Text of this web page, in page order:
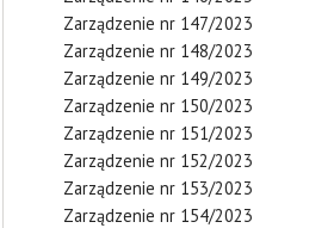
Zarządzenie nr 147/2023
Zarządzenie nr 148/2023
Zarządzenie nr 149/2023
Zarządzenie nr 150/2023
Zarządzenie nr 151/2023
Zarządzenie nr 152/2023
Zarządzenie nr 153/2023
Zarządzenie nr 154/2023